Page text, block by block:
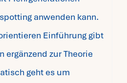
anwenden kann.
Einführung gibt
ergänzend zur Theorie
geht es um